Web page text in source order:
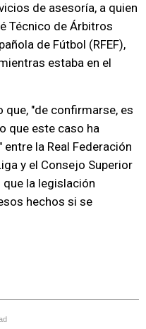
de asesoría, a quien
Técnico de Árbitros
de Fútbol (RFEF),
estaba en el
que, "de confirmarse, es
que este caso ha
la Real Federación
y el Consejo Superior
la legislación
hechos si se